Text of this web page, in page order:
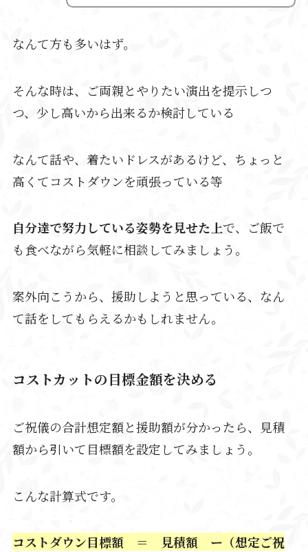
なんて方も多いはず。
そんな時は、ご両親とやりたい演出を提示しつ
つ、少し高いから出来るか検討している
なんて話や、着たいドレスがあるけど、ちょっと
高くてコストダウンを頑張っている等
自分達で努力している姿勢を見せた上で、ご飯で
も食べながら気軽に相談してみましょう。
案外向こうから、援助しようと思っている、なん
て話をしてもらえるかもしれません。
コストカットの目標金額を決める
ご祝儀の合計想定額と援助額が分かったら、見積
額から引いて目標額を設定してみましょう。
こんな計算式です。
コストダウン目標額 ＝ 見積額 ー（想定ご祝